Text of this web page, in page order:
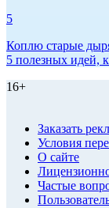
5
Коплю старые
5 полезных идей,
16+
Заказать
Условия
О сайте
Частые